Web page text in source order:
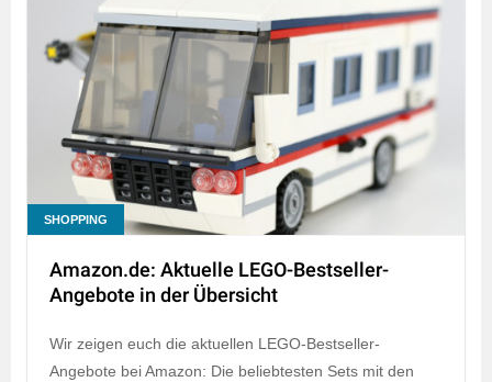
SHOPPING
Amazon.de: Aktuelle LEGO-Bestseller-
Angebote in der Übersicht
Wir zeigen euch die aktuellen LEGO-Bestseller-
Angebote bei Amazon: Die beliebtesten Sets mit den